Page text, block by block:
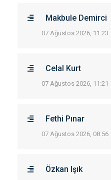
Makbule Demirci
07 Ağustos 2026, 11:23
Celal Kurt
07 Ağustos 2026, 11:21
Fethi Pınar
07 Ağustos 2026, 08:56
Özkan Işık